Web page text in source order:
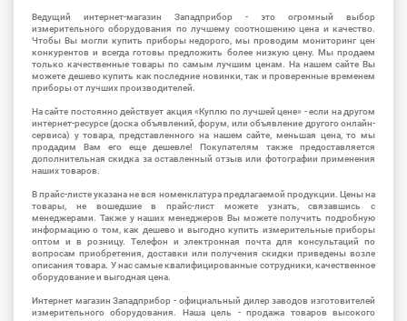
Ведущий интернет-магазин Западприбор - это огромный выбор
измерительного оборудования по лучшему соотношению цена и качество.
Чтобы Вы могли купить приборы недорого, мы проводим мониторинг цен
конкурентов и всегда готовы предложить более низкую цену. Мы продаем
только качественные товары по самым лучшим ценам. На нашем сайте Вы
можете дешево купить как последние новинки, так и проверенные временем
приборы от лучших производителей.
На сайте постоянно действует акция «Куплю по лучшей цене» - если на другом
интернет-ресурсе (доска объявлений, форум, или объявление другого онлайн-
сервиса) у товара, представленного на нашем сайте, меньшая цена, то мы
продадим Вам его еще дешевле! Покупателям также предоставляется
дополнительная скидка за оставленный отзыв или фотографии применения
наших товаров.
В прайс-листе указана не вся номенклатура предлагаемой продукции. Цены на
товары, не вошедшие в прайс-лист можете узнать, связавшись с
менеджерами. Также у наших менеджеров Вы можете получить подробную
информацию о том, как дешево и выгодно купить измерительные приборы
оптом и в розницу. Телефон и электронная почта для консультаций по
вопросам приобретения, доставки или получения скидки приведены возле
описания товара. У нас самые квалифицированные сотрудники, качественное
оборудование и выгодная цена.
Интернет магазин Западприбор - официальный дилер заводов изготовителей
измерительного оборудования. Наша цель - продажа товаров высокого